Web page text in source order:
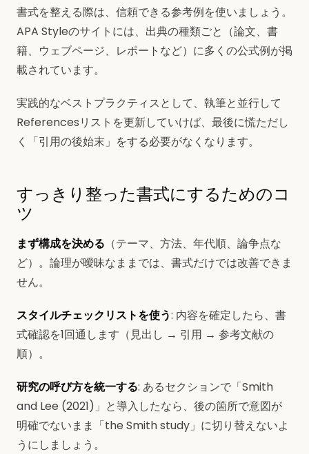
書式を整える際は、信頼できる参考例を使いましょう。
APA Styleのサイトには、出典の種類ごと（論文、書
籍、ウェブページ、レポートなど）に多くの公式例が掲
載されています。
実践的なベストプラクティスとして、執筆と並行して
Referencesリストを更新していけば、最後に慌ただし
く「引用の後始末」をする必要がなくなります。
すっきり整った書式にするためのコ
ツ
まず構成を決める （テーマ、方法、年代順、論争点な
ど）。論理が曖昧なままでは、書式だけでは改善できま
せん。
スタイルチェックリストを使う: 内容を確定したら、書
式確認を1回通します（見出し → 引用 → 参考文献の
順）。
研究の呼び方を統一する: あるセクションで「Smith
and Lee (2021)」と導入したなら、後の箇所で意図が
明確でないまま「the Smith study」に切り替えないよ
うにしましょう。